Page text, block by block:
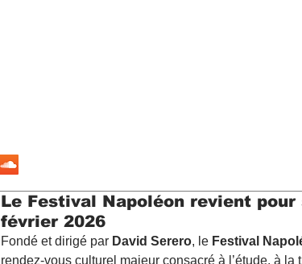
Le Festival Napoléon revient
février 2026
Fondé et dirigé par David Serero, le Festival
rendez-vous culturel majeur consacré à l’étude, à